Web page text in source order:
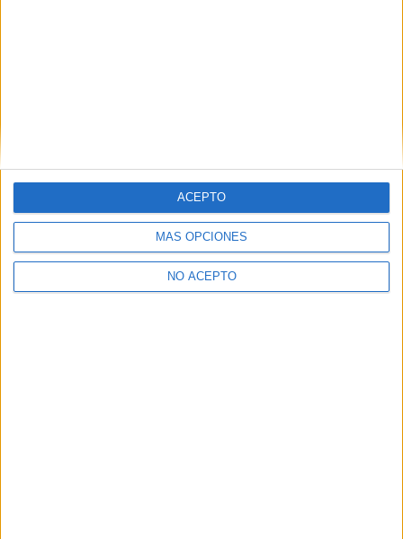
MÁS OPCIONES
NO ACEPTO
ACEPTO
Y como regalo de agradecimiento, por registrarte te daremos
gratis una copia de nuestro ebook con 100 consejos para tu
primer año de universidad